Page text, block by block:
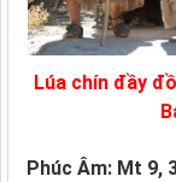
Lúa chín đầy
Phúc Âm: Mt 9,